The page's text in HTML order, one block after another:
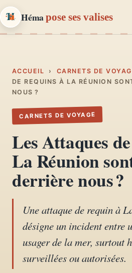
Hémapose ses valises
Récits, road-trips,
02 Escapades
Provence, Paris,
03 Mode et style
04 Lifestyle &
Recettes du
ACCUEIL › CARNETS DE
DE REQUINS À LA RÉUNION
NOUS ?
CARNETS DE VOYAGE
Les Attaques
La Réunion
derrière nous ?
Une attaque de requin à
désigne un incident entre
usager de la mer, surtout
surveillées ou autorisées.